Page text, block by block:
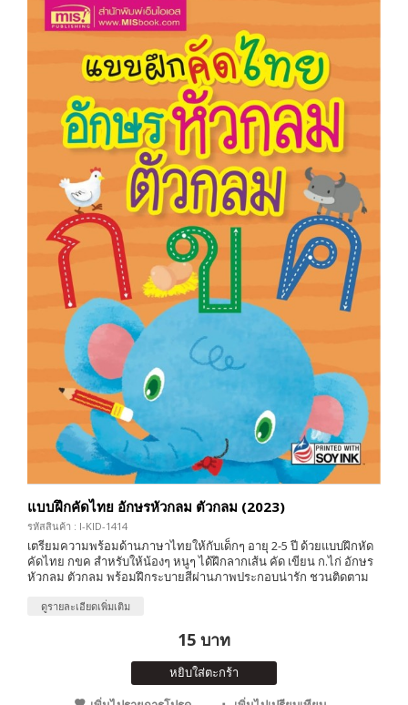
แบบฝึกคัดไทย อักษรหัวกลม ตัวกลม (2023)
รหัสสินค้า : I-KID-1414
เตรียมความพร้อมด้านภาษาไทยให้กับเด็กๆ อายุ 2-5 ปี ด้วยแบบฝึกหัด
คัดไทย กขค สำหรับให้น้องๆ หนูๆ ได้ฝึกลากเส้น คัด เขียน ก.ไก่ อักษร
หัวกลม ตัวกลม พร้อมฝึกระบายสีผ่านภาพประกอบน่ารัก ชวนติดตาม
ดูรายละเอียดเพิ่มเติม
15 บาท
หยิบใส่ตะกร้า